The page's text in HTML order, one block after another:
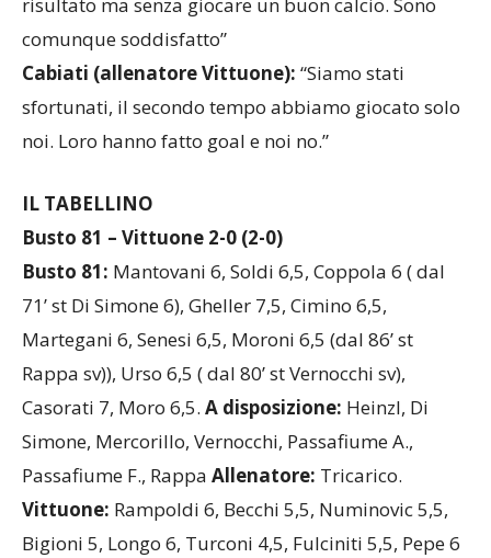
risultato ma senza giocare un buon calcio. Sono
comunque soddisfatto”
Cabiati (allenatore Vittuone): “Siamo stati
sfortunati, il secondo tempo abbiamo giocato solo
noi. Loro hanno fatto goal e noi no.”
IL TABELLINO
Busto 81 – Vittuone 2-0 (2-0)
Busto 81: Mantovani 6, Soldi 6,5, Coppola 6 ( dal
71’ st Di Simone 6), Gheller 7,5, Cimino 6,5,
Martegani 6, Senesi 6,5, Moroni 6,5 (dal 86’ st
Rappa sv)), Urso 6,5 ( dal 80’ st Vernocchi sv),
Casorati 7, Moro 6,5. A disposizione: Heinzl, Di
Simone, Mercorillo, Vernocchi, Passafiume A.,
Passafiume F., Rappa Allenatore: Tricarico.
Vittuone: Rampoldi 6, Becchi 5,5, Numinovic 5,5,
Bigioni 5, Longo 6, Turconi 4,5, Fulciniti 5,5, Pepe 6